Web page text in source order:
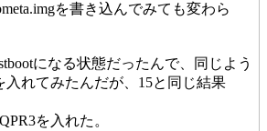
を書き込んでみても変わら
になる状態だったんで、同じよう
入れてみたんだが、15と同じ結果
を入れた。